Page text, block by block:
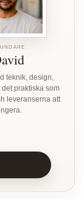
teknik, design,
det praktiska som
leveranserna att